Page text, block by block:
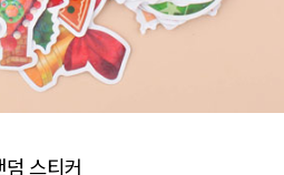
스티커